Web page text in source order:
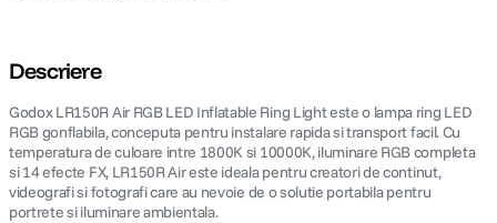
Descriere
Godox LR150R Air RGB LED Inflatable Ring Light este o lampa ring LED
RGB gonflabila, conceputa pentru instalare rapida si transport facil. Cu
temperatura de culoare intre 1800K si 10000K, iluminare RGB completa
si 14 efecte FX, LR150R Air este ideala pentru creatori de continut,
videografi si fotografi care au nevoie de o solutie portabila pentru
portrete si iluminare ambientala.